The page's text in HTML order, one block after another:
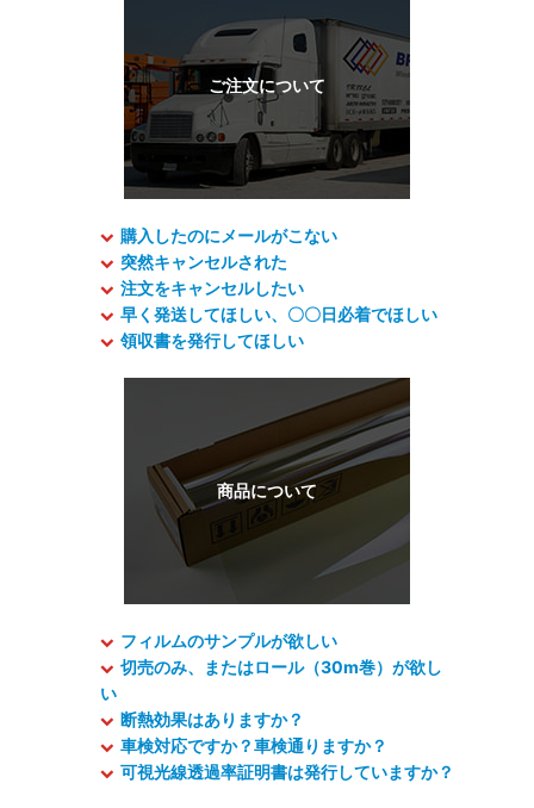
購入したのにメールがこない
突然キャンセルされた
注文をキャンセルしたい
早く発送してほしい、〇〇日必着でほしい
領収書を発行してほしい
フィルムのサンプルが欲しい
切売のみ、またはロール（30m巻）が欲し
い
断熱効果はありますか？
車検対応ですか？車検通りますか？
可視光線透過率証明書は発行していますか？